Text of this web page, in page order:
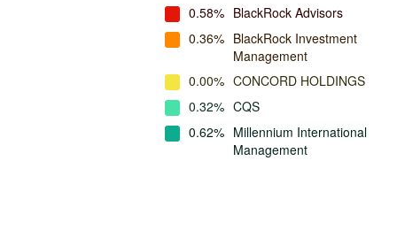
0.58% BlackRock Advisors
0.36% BlackRock Investment
Management
0.00% CONCORD HOLDINGS
0.32% CQS
0.62% Millennium International
Management